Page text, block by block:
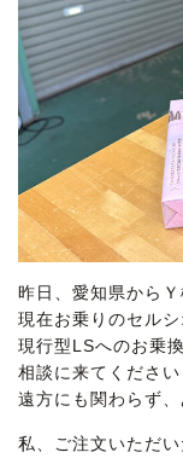
昨日、愛知県から
現在お乗りのセルシ
現行型LSへのお乗
相談に来てください
遠方にも関わらず
私、ご注文いただ